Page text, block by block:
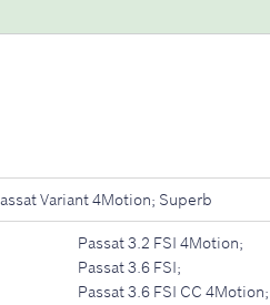
Variant 4Motion; Superb
Passat 3.2 FSI 4Motion;
Passat 3.6 FSI;
Passat 3.6 FSI CC 4Motion;